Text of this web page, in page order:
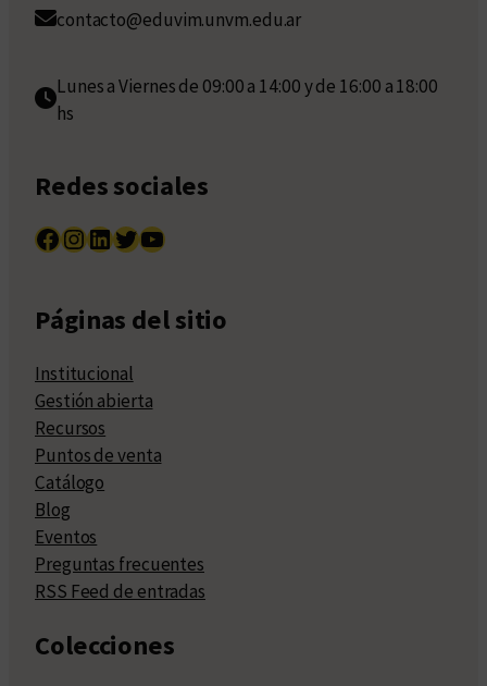
contacto@eduvim.unvm.edu.ar
Lunes a Viernes de 09:00 a 14:00 y de 16:00 a 18:00
hs
Redes sociales
Facebook InstagramLinkedIn Twitter YouTube
Páginas del sitio
Institucional
Gestión abierta
Recursos
Puntos de venta
Catálogo
Blog
Eventos
Preguntas frecuentes
RSS Feed de entradas
Colecciones